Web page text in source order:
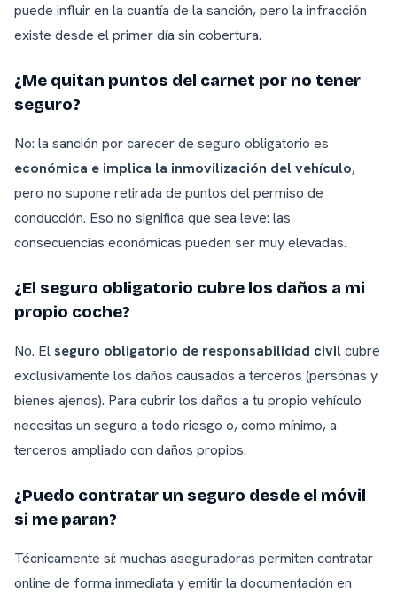
puede influir en la cuantía de la sanción, pero la infracción
existe desde el primer día sin cobertura.
¿Me quitan puntos del carnet por no tener
seguro?
No: la sanción por carecer de seguro obligatorio es
económica e implica la inmovilización del vehículo,
pero no supone retirada de puntos del permiso de
conducción. Eso no significa que sea leve: las
consecuencias económicas pueden ser muy elevadas.
¿El seguro obligatorio cubre los daños a mi
propio coche?
No. Elseguro obligatorio de responsabilidad civilcubre
exclusivamente los daños causados a terceros (personas y
bienes ajenos). Para cubrir los daños a tu propio vehículo
necesitas un seguro a todo riesgo o, como mínimo, a
terceros ampliado con daños propios.
¿Puedo contratar un seguro desde el móvil
si me paran?
Técnicamente sí: muchas aseguradoras permiten contratar
online de forma inmediata y emitir la documentación en